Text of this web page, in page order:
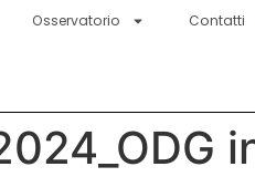
Osservatorio Contatti